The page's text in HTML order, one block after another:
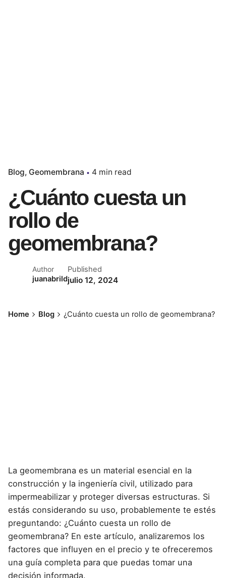
Blog Geomembrana 4 min read
¿Cuánto cuesta un
rollo de
geomembrana?
Author
juanabrild
Published
julio 12, 2024
Home Blog ¿Cuánto cuesta un rollo de geomembrana?
La geomembrana es un material esencial en la
construcción y la ingeniería civil, utilizado para
impermeabilizar y proteger diversas estructuras. Si
estás considerando su uso, probablemente te estés
preguntando: ¿Cuánto cuesta un rollo de
geomembrana? En este artículo, analizaremos los
factores que influyen en el precio y te ofreceremos
una guía completa para que puedas tomar una
decisión informada.